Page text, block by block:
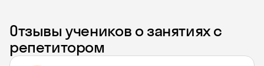
Отзывы учеников о занятиях с
репетитором